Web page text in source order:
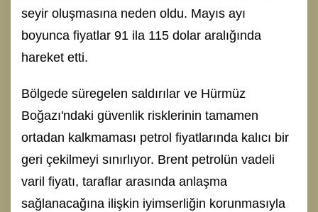
seyir oluşmasına neden oldu. Mayıs ayı
boyunca fiyatlar 91 ila 115 dolar aralığında
hareket etti.
Bölgede süregelen saldırılar ve Hürmüz
Boğazı'ndaki güvenlik risklerinin tamamen
ortadan kalkmaması petrol fiyatlarında kalıcı bir
geri çekilmeyi sınırlıyor. Brent petrolün vadeli
varil fiyatı, taraflar arasında anlaşma
sağlanacağına ilişkin iyimserliğin korunmasıyla